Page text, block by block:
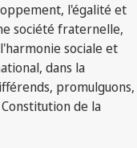
l'égalité et
société fraternelle,
sociale et
dans la
promulguons,
de la